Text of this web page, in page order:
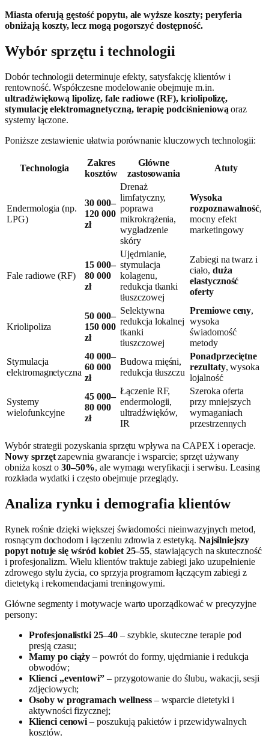
Miasta oferują gęstość popytu, ale wyższe koszty; peryferia
obniżają koszty, lecz mogą pogorszyć dostępność.
Wybór sprzętu i technologii
Dobór technologii determinuje efekty, satysfakcję klientów i
rentowność. Współczesne modelowanie obejmuje m.in.
ultradźwiękową lipolizę, fale radiowe (RF), kriolipolizę,
stymulację elektromagnetyczną, terapię podciśnieniową oraz
systemy łączone.
Poniższe zestawienie ułatwia porównanie kluczowych technologii:
Technologia
Zakres
kosztów
Główne
zastosowania
Atuty
Endermologia (np.
LPG)
30 000–
120 000
zł
Drenaż
limfatyczny,
poprawa
mikrokrążenia,
wygładzenie
skóry
Wysoka
rozpoznawalność,
mocny efekt
marketingowy
Fale radiowe (RF)
15 000–
80 000
zł
Ujędrnianie,
stymulacja
kolagenu,
redukcja tkanki
tłuszczowej
Zabiegi na twarz i
ciało, duża
elastyczność
oferty
Kriolipoliza
50 000–
150 000
zł
Selektywna
redukcja lokalnej
tkanki
tłuszczowej
Premiowe ceny,
wysoka
świadomość
metody
Stymulacja
elektromagnetyczna
40 000–
60 000
zł
Budowa mięśni,
redukcja tłuszczu
Ponadprzeciętne
rezultaty, wysoka
lojalność
Systemy
wielofunkcyjne
45 000–
80 000
zł
Łączenie RF,
endermologii,
ultradźwięków,
IR
Szeroka oferta
przy mniejszych
wymaganiach
przestrzennych
Wybór strategii pozyskania sprzętu wpływa na CAPEX i operacje.
Nowy sprzętzapewnia gwarancje i wsparcie; sprzęt używany
obniża koszt o30–50%, ale wymaga weryfikacji i serwisu. Leasing
rozkłada wydatki i często obejmuje przeglądy.
Analiza rynku i demografia klientów
Rynek rośnie dzięki większej świadomości nieinwazyjnych metod,
rosnącym dochodom i łączeniu zdrowia z estetyką. Najsilniejszy
popyt notuje się wśród kobiet 25–55, stawiających na skuteczność
i profesjonalizm. Wielu klientów traktuje zabiegi jako uzupełnienie
zdrowego stylu życia, co sprzyja programom łączącym zabiegi z
dietetyką i rekomendacjami treningowymi.
Główne segmenty i motywacje warto uporządkować w precyzyjne
persony:
Profesjonalistki 25–40– szybkie, skuteczne terapie pod
presją czasu;
Mamy po ciąży – powrót do formy, ujędrnianie i redukcja
obwodów;
Klienci „eventowi” – przygotowanie do ślubu, wakacji, sesji
zdjęciowych;
Osoby w programach wellness– wsparcie dietetyki i
aktywności fizycznej;
Klienci cenowi – poszukują pakietów i przewidywalnych
kosztów.